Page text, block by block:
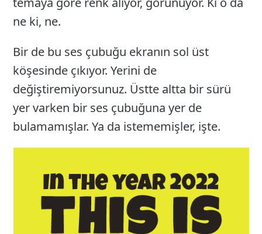
ne ki, ne.
Bir de bu ses çubuğu ekranın sol üst
köşesinde çıkıyor. Yerini de
değiştiremiyorsunuz. Üstte altta bir sürü
yer varken bir ses çubuğuna yer de
bulamamışlar. Ya da istememişler, işte.